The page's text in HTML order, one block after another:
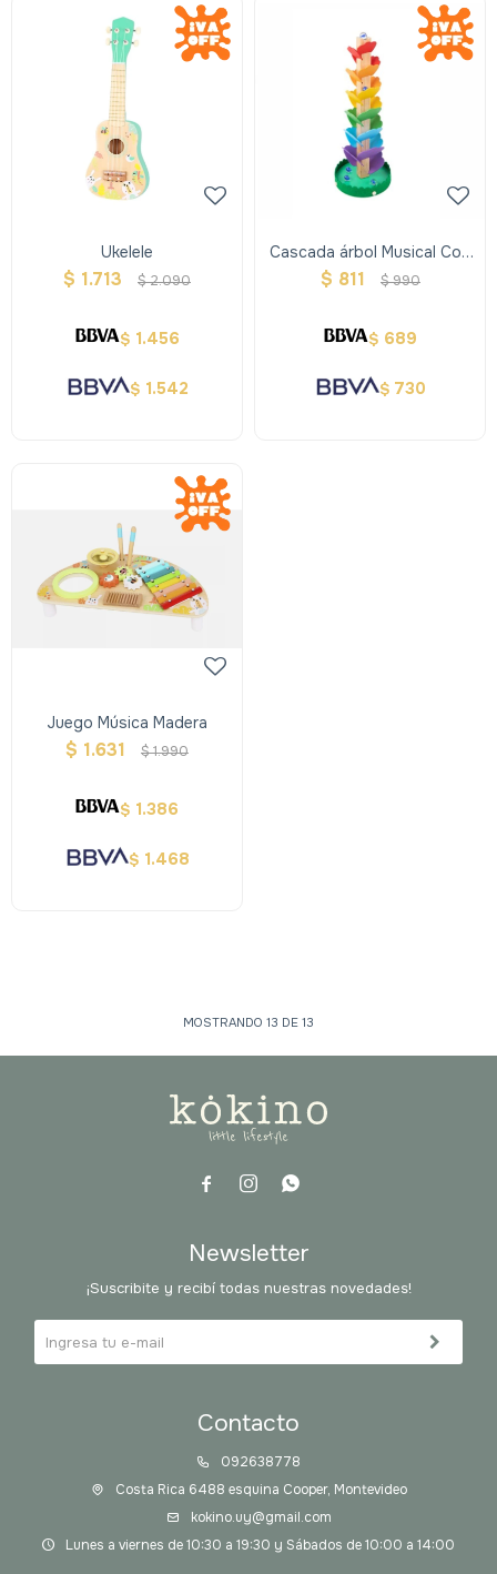
Ukelele
$ 1.713 $2.090
$ 1.456
$ 1.542
Cascada árbol Musical Con
Bolitas
$ 811 $990
$ 689
$ 730
Juego Música Madera
$ 1.631 $1.990
$ 1.386
$ 1.468
MOSTRANDO 13 DE 13
  
Contacto
092638778
Costa Rica 6488 esquina Cooper, Montevideo
kokino.uy@gmail.com
Lunes a viernes de 10:30 a 19:30 y Sábados de 10:00 a 14:00
Newsletter
¡Suscribite y recibí todas nuestras novedades!